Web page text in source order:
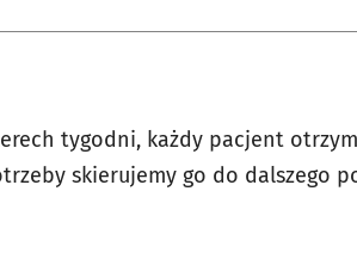
tygodni, każdy pacjent
skierujemy go do dalszego